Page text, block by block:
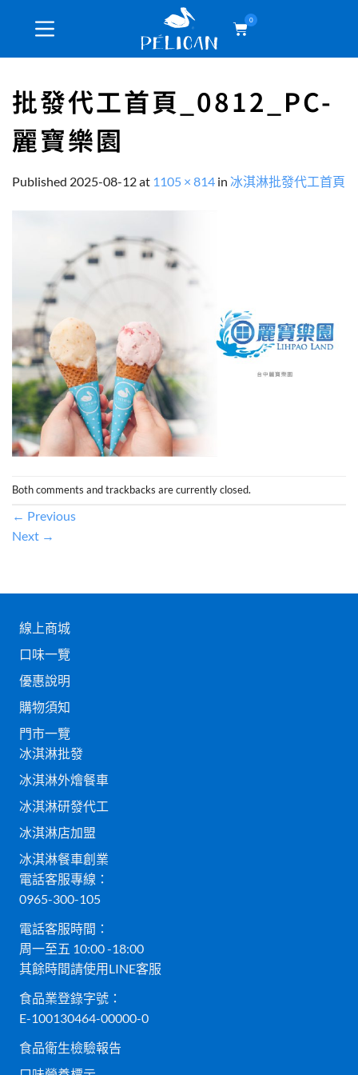
0
批發代工首頁_0812_PC-
麗寶樂園
Published 2025-08-12at 1105 × 814 in 冰淇淋批發代工首頁
Both comments and trackbacks are currently closed.
← Previous
Next →
線上商城
口味一覽
優惠說明
購物須知
門市一覽
冰淇淋批發
冰淇淋外燴餐車
冰淇淋研發代工
冰淇淋店加盟
冰淇淋餐車創業
電話客服專線：
0965-300-105
電話客服時間：
周一至五 10:00 -18:00
其餘時間請使用LINE客服
食品業登錄字號：
E-100130464-00000-0
食品衛生檢驗報告